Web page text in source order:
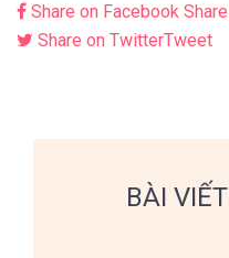
Share on Facebook Share
Share on TwitterTweet
BÀI